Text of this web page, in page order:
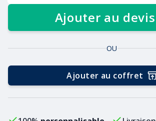
Ajouter au devis
OU
Ajouter au coffret